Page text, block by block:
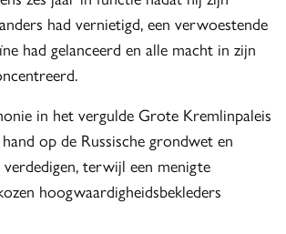
had vernietigd, een verwoestende
had gelanceerd en alle macht in zijn
in het vergulde Grote Kremlinpaleis
op de Russische grondwet en
terwijl een menigte
hoogwaardigheidsbekleders